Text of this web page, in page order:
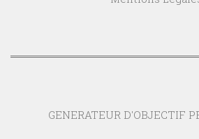
GENERATEUR D'OBJECTIF